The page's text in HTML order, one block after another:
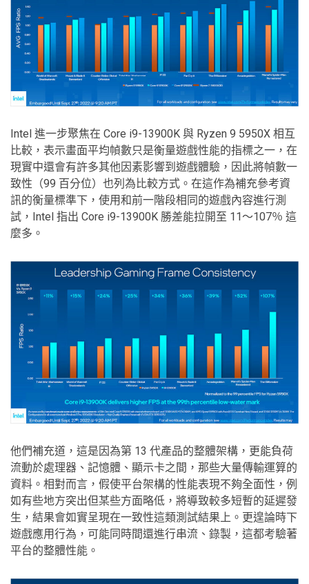
Intel 進一步聚焦在 Core i9-13900K 與 Ryzen 9 5950X 相互
比較，表示畫面平均幀數只是衡量遊戲性能的指標之一，在
現實中還會有許多其他因素影響到遊戲體驗，因此將幀數一
致性（99 百分位）也列為比較方式。在這作為補充參考資
訊的衡量標準下，使用和前一階段相同的遊戲內容進行測
試，Intel 指出 Core i9-13900K 勝差能拉開至 11～107％ 這
麼多。
他們補充道，這是因為第 13 代產品的整體架構，更能負荷
流動於處理器、記憶體、顯示卡之間，那些大量傳輸運算的
資料。相對而言，假使平台架構的性能表現不夠全面性，例
如有些地方突出但某些方面略低，將導致較多短暫的延遲發
生，結果會如實呈現在一致性這類測試結果上。更遑論時下
遊戲應用行為，可能同時間還進行串流、錄製，這都考驗著
平台的整體性能。